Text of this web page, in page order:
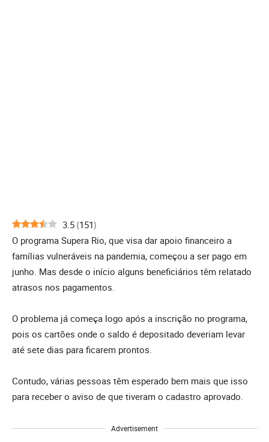
3.5 (151)
O programa Supera Rio, que visa dar apoio financeiro a
famílias vulneráveis na pandemia, começou a ser pago em
junho. Mas desde o início alguns beneficiários têm relatado
atrasos nos pagamentos.
O problema já começa logo após a inscrição no programa,
pois os cartões onde o saldo é depositado deveriam levar
até sete dias para ficarem prontos.
Contudo, várias pessoas têm esperado bem mais que isso
para receber o aviso de que tiveram o cadastro aprovado.
Advertisement